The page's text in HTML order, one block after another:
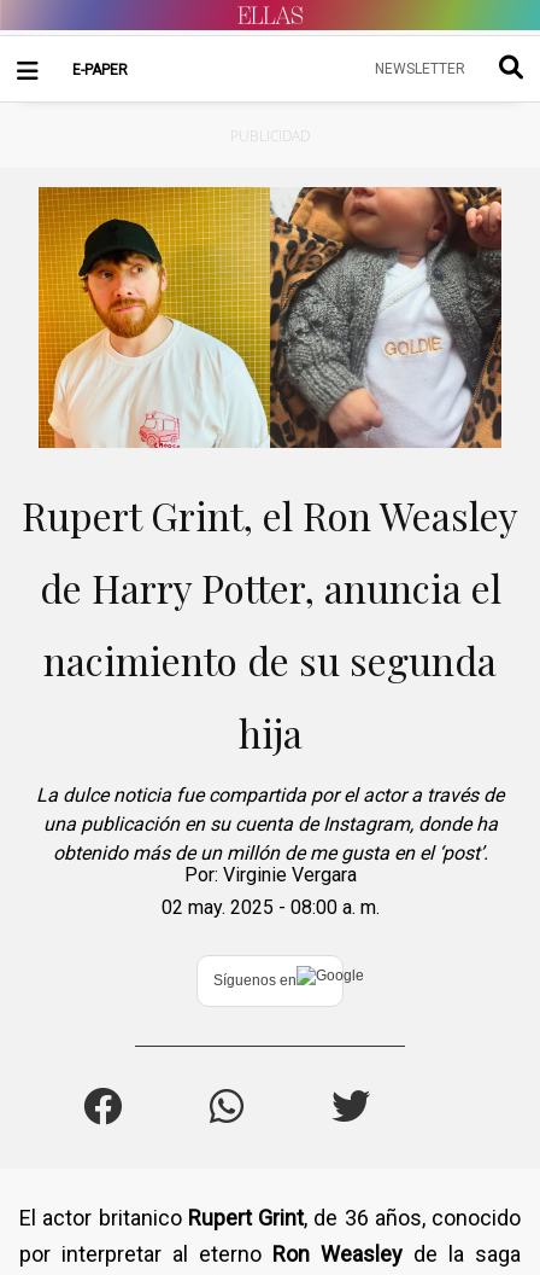
E-PAPER NEWSLETTER
PUBLICIDAD
Rupert Grint, el Ron Weasley
de Harry Potter, anuncia el
nacimiento de su segunda
hija
La dulce noticia fue compartida por el actor a través de
una publicación en su cuenta de Instagram, donde ha
obtenido más de un millón de me gusta en el ‘post’.
Por: Virginie Vergara
02 may. 2025 - 08:00 a. m.
Síguenos en
El actor britanico Rupert Grint, de 36 años, conocido
por interpretar al eterno Ron Weasley de la saga